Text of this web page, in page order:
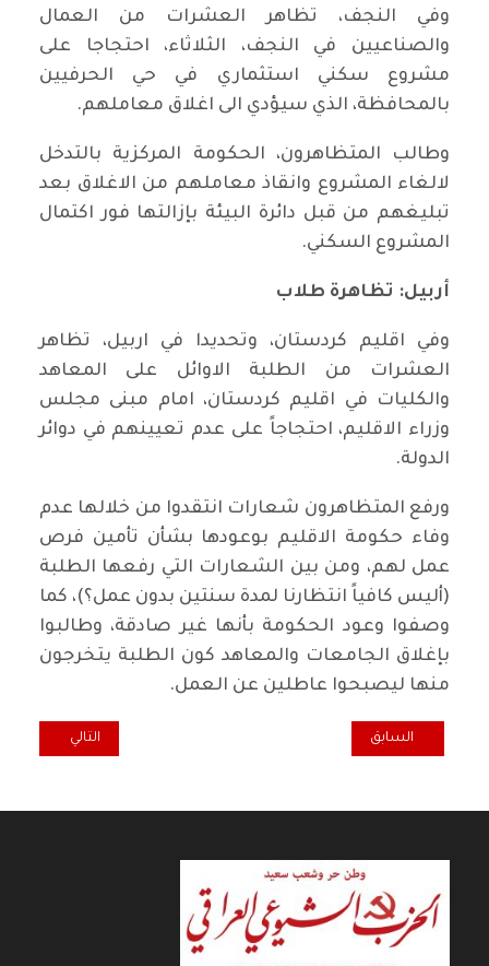
وفي النجف، تظاهر العشرات من العمال
والصناعيين في النجف، الثلاثاء، احتجاجا على
مشروع سكني استثماري في حي الحرفيين
بالمحافظة، الذي سيؤدي الى اغلاق معاملهم.
وطالب المتظاهرون، الحكومة المركزية بالتدخل
لالغاء المشروع وانقاذ معاملهم من الاغلاق بعد
تبليغهم من قبل دائرة البيئة بإزالتها فور اكتمال
المشروع السكني.
أربيل: تظاهرة طلاب
وفي اقليم كردستان، وتحديدا في اربيل، تظاهر
العشرات من الطلبة الاوائل على المعاهد
والكليات في اقليم كردستان، امام مبنى مجلس
وزراء الاقليم، احتجاجاً على عدم تعيينهم في دوائر
الدولة.
ورفع المتظاهرون شعارات انتقدوا من خلالها عدم
وفاء حكومة الاقليم بوعودها بشأن تأمين فرص
عمل لهم، ومن بين الشعارات التي رفعها الطلبة
(أليس كافياً انتظارنا لمدة سنتين بدون عمل؟)، كما
وصفوا وعود الحكومة بأنها غير صادقة، وطالبوا
بإغلاق الجامعات والمعاهد كون الطلبة يتخرجون
منها ليصبحوا عاطلين عن العمل.
المقال السابق: وداعا... سمير أمين .. المفكر الذي لم يرتبك رغم انهيار
السابق المقال التالي:
التالي